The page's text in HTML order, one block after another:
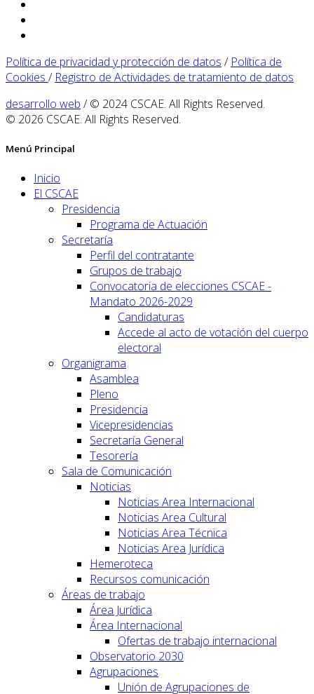
Política de privacidad y protección de datos / Política de
Cookies / Registro de Actividades de tratamiento de datos
desarrollo web / © 2024 CSCAE. All Rights Reserved.
© 2026 CSCAE. All Rights Reserved.
Menú Principal
Inicio
El CSCAE
Presidencia
Programa de Actuación
Secretaría
Perfil del contratante
Grupos de trabajo
Convocatoria de elecciones CSCAE -
Mandato 2026-2029
Candidaturas
Accede al acto de votación del cuerpo
electoral
Organigrama
Asamblea
Pleno
Presidencia
Vicepresidencias
Secretaría General
Tesorería
Sala de Comunicación
Noticias
Noticias Area Internacional
Noticias Area Cultural
Noticias Area Técnica
Noticias Area Jurídica
Hemeroteca
Recursos comunicación
Áreas de trabajo
Área Jurídica
Área Internacional
Ofertas de trabajo internacional
Observatorio 2030
Agrupaciones
Unión de Agrupaciones de